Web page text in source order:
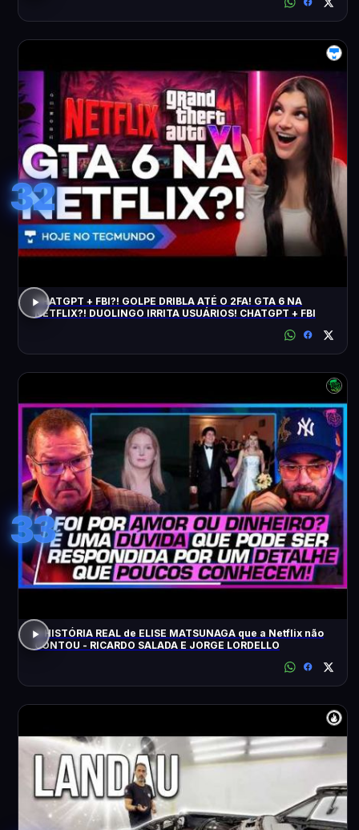
32
CHATGPT + FBI?! GOLPE DRIBLA ATÉ O 2FA! GTA 6 NA
NETFLIX?! DUOLINGO IRRITA USUÁRIOS! CHATGPT + FBI
33
A HISTÓRIA REAL de ELISE MATSUNAGA que a Netflix não
CONTOU - RICARDO SALADA E JORGE LORDELLO